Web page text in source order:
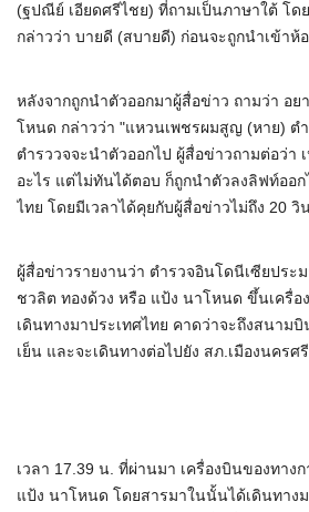
(ฐปณีย์ เอียดศรีไชย) ที่ถามเป็นภาษาใต้ โด
กล่าวว่า บายดี (สบายดี) ก่อนจะถูกนำเข้าห้
หลังจากถูกนำตัวออกมาผู้สื่อข่าว ถามว่า อย
โหนด กล่าวว่า "แหวนเพชรผมสูญ (หาย) ต
ตำรววจจะนำตัวออกไป ผู้สื่อข่าวถามต่อว่า
อะไร แต่ไม่ทันได้ตอบ ก็ถูกนำตัวลงลิฟท์ออก
ไทย โดยมีเวลาได้คุยกับผู้สื่อข่าวไม่ถึง 20 วิ
ผู้สื่อข่าวรายงานว่า ตำรวจอินโดนีเซียปร
ชวลิต ทองด้วง หรือ แป้ง นาโหนด ขึ้นเครื่อ
เดินทางมาประเทศไทย คาดว่าจะถึงสนาม
เย็น และจะเดินทางต่อไปยัง สภ.เมืองนครศ
เวลา 17.39 น. ที่ผ่านมา เครื่องบินของทาง
แป้ง นาโหนด โดยสารมาในนั้นได้เดินทาง